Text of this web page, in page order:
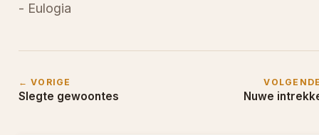
- Eulogia
← VORIGE
Slegte gewoontes Nuwe